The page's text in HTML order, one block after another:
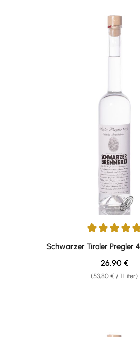
Durchschnittliche Bewertung von
Schwarzer Tiroler Pregler
(53,80 € / 1 Liter)
Regulärer
26,90 €